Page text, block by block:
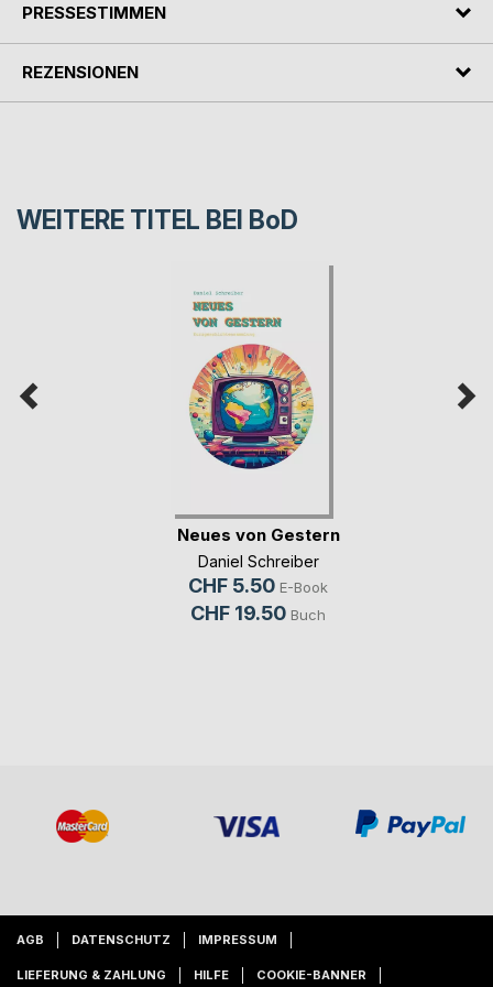
PRESSESTIMMEN
REZENSIONEN
WEITERE TITEL BEI BoD
Neues von Gestern
Daniel Schreiber
CHF 5.50 E-Book
CHF 19.50 Buch
AGB DATENSCHUTZ IMPRESSUM
LIEFERUNG & ZAHLUNG HILFE COOKIE-BANNER